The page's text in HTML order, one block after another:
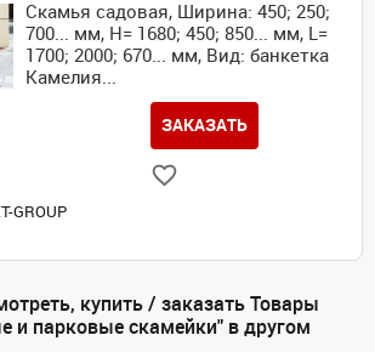
Скамья садовая, Ширина: 450; 250;
700... мм, Н= 1680; 450; 850... мм, L=
1700; 2000; 670... мм, Вид: банкетка
Камелия...
ЗАКАЗАТЬ
GROUP
купить / заказать Товары
и парковые скамейки" в другом